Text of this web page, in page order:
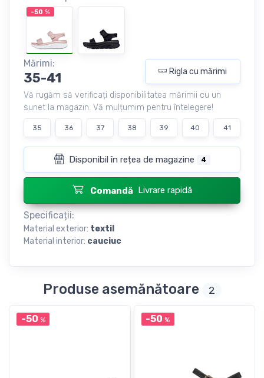
-50 %
Mărimi:
35-41 Rigla cu mărimi
Vă rugăm să verificați disponibilitatea mărimii cu un
sunet la magazin. Vă mulțumim pentru întelegere!
35 36 37 38 39 40 41
Disponibil în rețea de magazine 4
Comandă Livrare rapidă
Specificații:
Material exterior: textil
Material interior: cauciuc
Produse asemănătoare 2
-50 % -50 %